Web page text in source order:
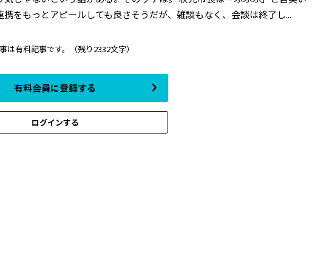
をもっとアピールしても良さそうだが、雑談もなく、会談は終了し...
は有料記事です。 （残り2332文字）
有料会員に登録する
ログインする